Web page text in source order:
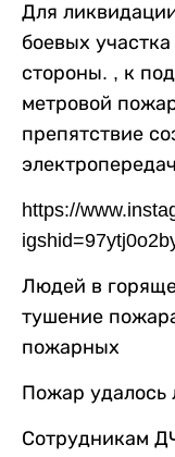
Для
боевых
стороны. , к
метровой
препятствие
https://
Людей в
тушение
пожарных
Пожар удалось
Сотрудникам